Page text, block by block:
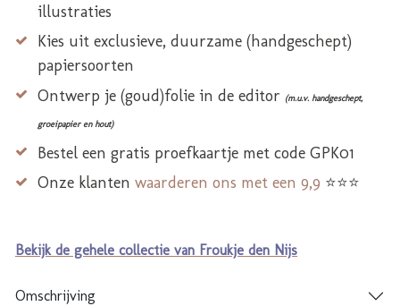
illustraties
Kies uit exclusieve, duurzame (handgeschept)
papiersoorten
Ontwerp je (goud)folie in de editor (m.u.v. handgeschept,
groeipapier en hout)
Bestel een gratis proefkaartje met code GPK01
Onze klanten waarderen ons met een 9,9 ⭐⭐⭐
Bekijk de gehele collectie van Froukje den Nijs
Omschrijving